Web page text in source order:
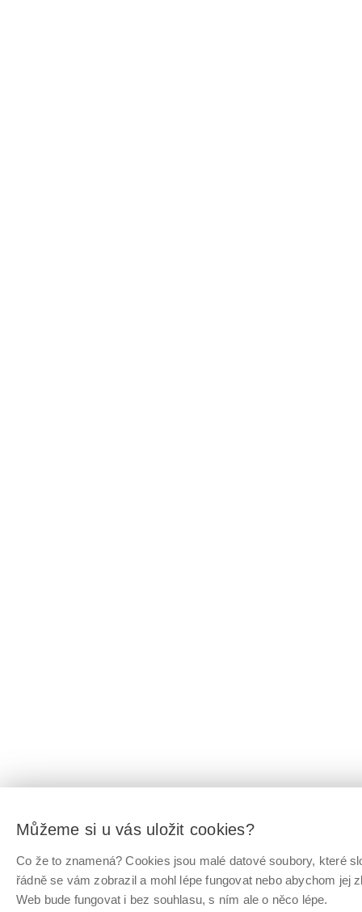
Můžeme si u vás uložit cookies?
Co že to znamená? Cookies jsou malé datové soubory, které
řádně se vám zobrazil a mohl lépe fungovat nebo abychom
Web bude fungovat i bez souhlasu, s ním ale o něco lépe.